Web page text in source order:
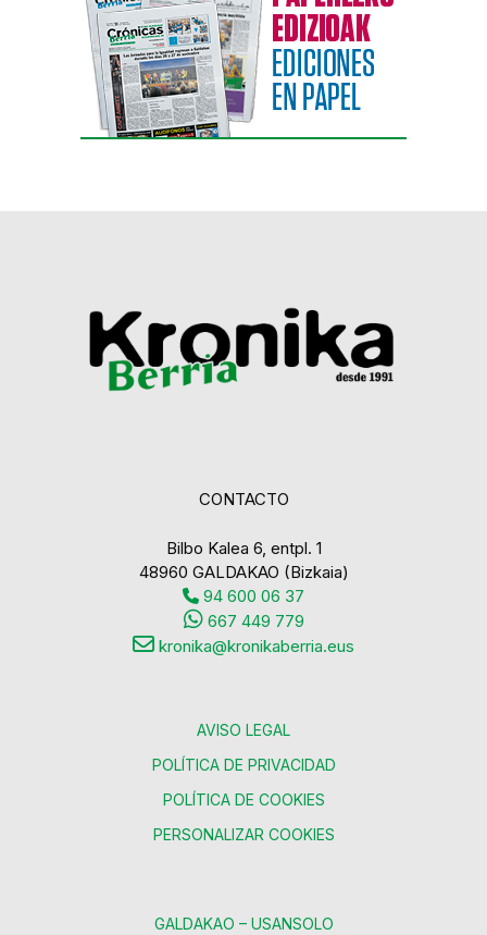
CONTACTO
Bilbo Kalea 6, entpl. 1
48960 GALDAKAO (Bizkaia)
94 600 06 37
667 449 779
kronika@kronikaberria.eus
AVISO LEGAL
POLÍTICA DE PRIVACIDAD
POLÍTICA DE COOKIES
PERSONALIZAR COOKIES
GALDAKAO – USANSOLO